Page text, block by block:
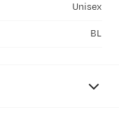
Unisex
BL